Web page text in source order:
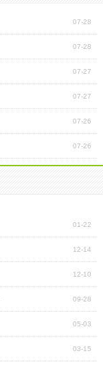
07-28
07-28
07-27
07-27
07-26
07-26
01-22
12-14
12-10
09-28
05-03
03-15